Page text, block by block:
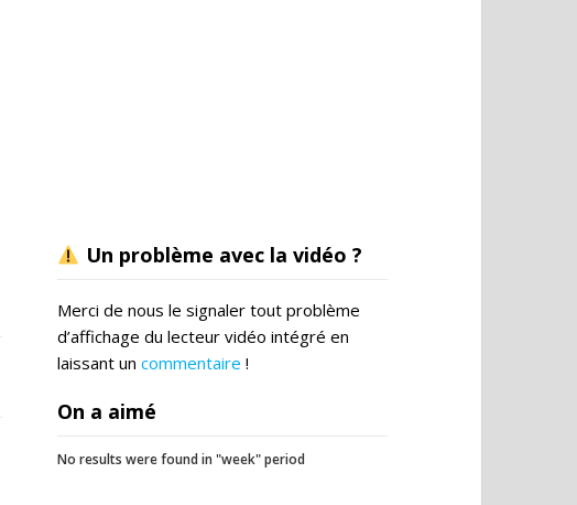
Un problème avec la vidéo ?
Merci de nous le signaler tout problème
d’affichage du lecteur vidéo intégré en
laissant un commentaire !
On a aimé
No results were found in "week" period